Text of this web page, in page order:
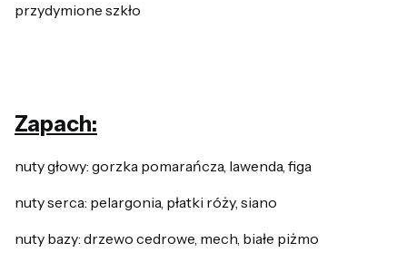
przydymione szkło
Zapach:
nuty głowy: gorzka pomarańcza, lawenda, figa
nuty serca: pelargonia, płatki róży, siano
nuty bazy: drzewo cedrowe, mech, białe piżmo